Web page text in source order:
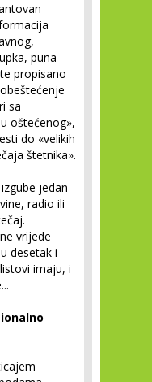
puna
propisano
sa
oštećenog»,
do «velikih
štetnika».
jedan
radio ili
vrijede
desetak i
imaju, i